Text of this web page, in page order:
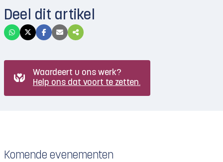
Deel dit artikel
Waardeert u ons werk?
Help ons dat voort te zetten.
Komende evenementen